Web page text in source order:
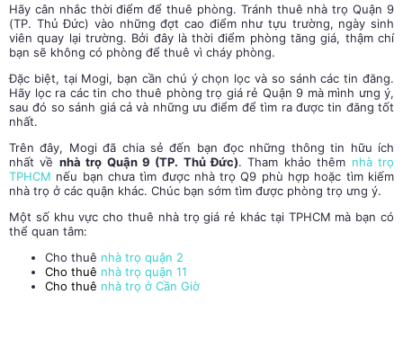
Hãy cân nhắc thời điểm để thuê phòng. Tránh thuê nhà trọQuận 9
(TP. Thủ Đức) vào những đợt cao điểm như tựu trường, ngày sinh
viên quay lại trường. Bởi đây là thời điểm phòng tăng giá, thậm chí
bạn sẽ không có phòng để thuê vì cháy phòng.
Đặc biệt, tại Mogi, bạn cần chú ý chọn lọc và so sánh các tin đăng.
Hãy lọc ra các tin cho thuê phòng trọ giá rẻ Quận 9 mà mình ưng ý,
sau đó so sánh giá cả và những ưu điểm để tìm ra được tin đăng tốt
nhất.
Trên đây, Mogi đã chia sẻ đến bạn đọc những thông tin hữu ích
nhất về nhà trọ Quận 9 (TP. Thủ Đức). Tham khảo thêm nhà trọ
TPHCM nếu bạn chưa tìm được nhà trọ Q9 phù hợp hoặc tìm kiếm
nhà trọ ở các quận khác. Chúc bạn sớm tìm được phòng trọ ưng ý.
Một số khu vực cho thuê nhà trọ giá rẻ khác tại TPHCM mà bạn có
thể quan tâm:
Cho thuê nhà trọ quận 2
Cho thuê nhà trọ quận 11
Cho thuê nhà trọ ở Cần Giờ